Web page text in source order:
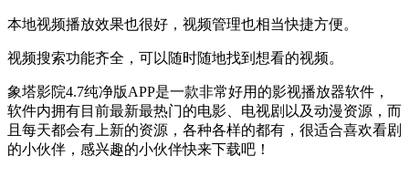
本地视频播放效果也很好，视频管理也相当快捷方便。
视频搜索功能齐全，可以随时随地找到想看的视频。
象塔影院4.7纯净版APP是一款非常好用的影视播放器软件，
软件内拥有目前最新最热门的电影、电视剧以及动漫资源，而
且每天都会有上新的资源，各种各样的都有，很适合喜欢看剧
的小伙伴，感兴趣的小伙伴快来下载吧！